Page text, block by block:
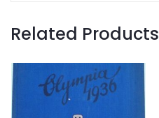
Related Products